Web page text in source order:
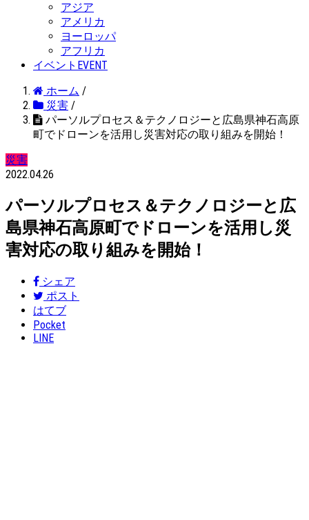
アジア
アメリカ
ヨーロッパ
アフリカ
イベント EVENT
ホーム /
災害 /
パーソルプロセス＆テクノロジーと広島県神石高原
町でドローンを活用し災害対応の取り組みを開始！
災害
2022.04.26
パーソルプロセス＆テクノロジーと広
島県神石高原町でドローンを活用し災
害対応の取り組みを開始！
シェア
ポスト
はてブ
Pocket
LINE